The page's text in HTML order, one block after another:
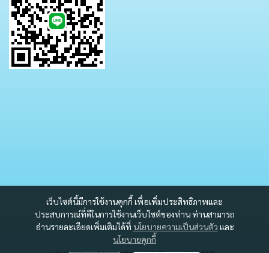
เว็บไซต์นี้มีการใช้งานคุกกี้ เพื่อเพิ่มประสิทธิภาพและ
ประสบการณ์ที่ดีในการใช้งานเว็บไซต์ของท่าน ท่านสามารถ
อ่านรายละเอียดเพิ่มเติมได้ที่ นโยบายความเป็นส่วนตัว และ
นโยบายคุกกี้